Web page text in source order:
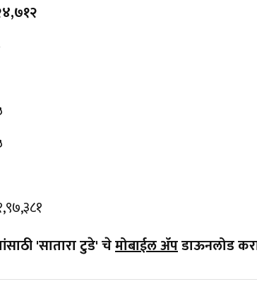
'सातारा टुडे' चेमोबाईल ॲपडाऊनलोड